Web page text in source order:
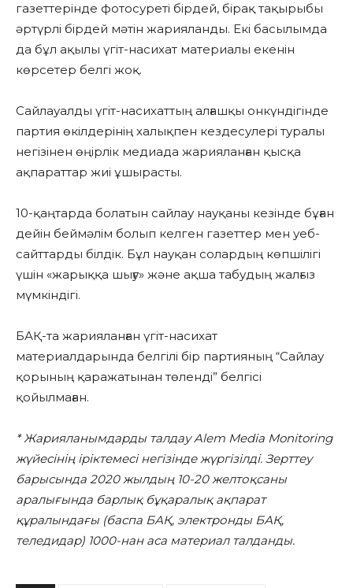
газеттерінде фотосуреті бірдей, бірақ тақырыбы
әртүрлі бірдей мәтін жарияланды. Екі басылымда
да бұл ақылы үгіт-насихат материалы екенін
көрсетер белгі жоқ.
Сайлауалды үгіт-насихаттың алғашқы онкүндігінде
партия өкілдерінің халықпен кездесулері туралы
негізінен өңірлік медиада жарияланған қысқа
ақпараттар жиі ұшырасты.
10-қаңтарда болатын сайлау науқаны кезінде бұған
дейін беймәлім болып келген газеттер мен уеб-
сайттарды білдік. Бұл науқан солардың көпшілігі
үшін «жарыққа шығу» және ақша табудың жалғыз
мүмкіндігі.
БАҚ-та жарияланған үгіт-насихат
материалдарында белгілі бір партияның “Сайлау
қорының қаражатынан төленді” белгісі
қойылмаған.
* Жарияланымдарды талдау Alem Media Monitoring
жүйесінің іріктемесі негізінде жүргізілді. Зерттеу
барысында 2020 жылдың 10-20 желтоқсаны
аралығында барлық бұқаралық ақпарат
құралындағы (баспа БАҚ, электронды БАҚ,
теледидар) 1000-нан аса материал талданды.